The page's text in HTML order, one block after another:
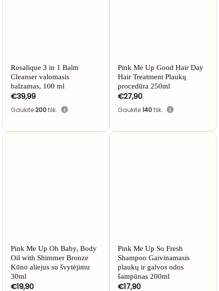
Rosalique 3 in 1 Balm
Cleanser valomasis
balzamas, 100 ml
€39,99
Gaukite200tšk.
Pink Me Up Good Hair Day
Hair Treatment Plaukų
procedūra 250ml
€27,90
Gaukite140tšk.
Pink Me Up Oh Baby, Body
Oil with Shimmer Bronze
Kūno aliejus su švytėjimu
30ml
€19,90
Pink Me Up So Fresh
Shampoo Gaivinamasis
plaukų ir galvos odos
šampūnas 200ml
€17,90